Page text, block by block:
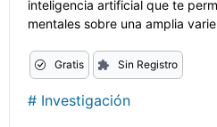
inteligencia artificial que te
mentales sobre una amplia
Gratis Sin Registro
# Investigación